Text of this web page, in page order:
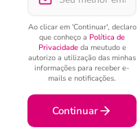
Ao clicar em 'Continuar', declaro
que conheço a Política de
Privacidadeda meutudo e
autorizo a utilização das minhas
informações para receber e-
mails e notificações.
Continuar